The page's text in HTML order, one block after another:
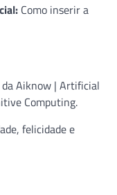
Como inserir a
da Aiknow | Artificial
Computing.
felicidade e